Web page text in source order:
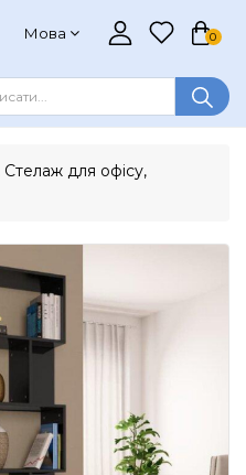
Мова 0
для офісу,